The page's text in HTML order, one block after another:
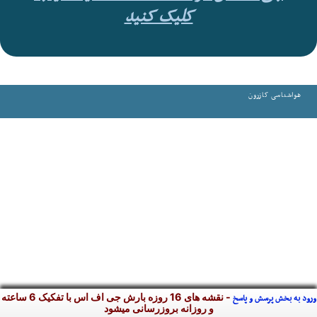
هواشناسی کازرون
ورود به بخش پرسش و پاسخ
- نقشه های 16 روزه بارش جی اف اس با تفکیک 6 ساعته
و روزانه بروزرسانی میشود
کلیک کنید